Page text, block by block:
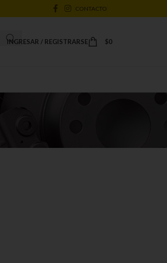
CONTACTO
INGRESAR / REGISTRARSE $0